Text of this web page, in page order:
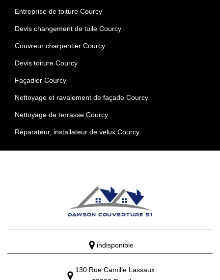
Entreprise de toiture Courcy
Devis changement de tuile Courcy
Couvreur charpentier Courcy
Devis toiture Courcy
Façadier Courcy
Nettoyage et ravalement de façade Courcy
Nettoyage de terrasse Courcy
Réparateur, installateur de velux Courcy
indisponible
130 Rue Camille Lassaux